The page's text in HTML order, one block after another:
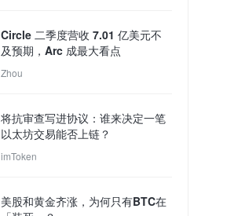
Circle 二季度营收 7.01 亿美元不
及预期，Arc 成最大看点
Zhou
将抗审查写进协议：谁来决定一笔
以太坊交易能否上链？
imToken
美股和黄金齐涨，为何只有BTC在